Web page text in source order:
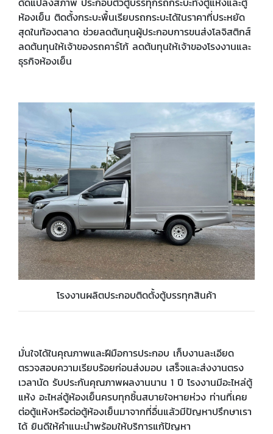
ห้องเย็น ติดตั้งกระบะพื้นเรียบรถกระบะได้ในราคาที่ประหยัด
สุดในท้องตลาด ช่วยลดต้นทุนผู้ประกอบการขนส่งโลจิสติกส์
ลดต้นทุนให้เจ้าของรถคาร์โก้ ลดต้นทุนให้เจ้าของโรงงานและ
ธุรกิจห้องเย็น
โรงงานผลิตประกอบติดตั้งตู้บรรทุกสินค้า
มั่นใจได้ในคุณภาพและฝีมือการประกอบ เก็บงานละเอียด
ตรวจสอบความเรียบร้อยก่อนส่งมอบ เสร็จและส่งงานตรง
เวลานัด รับประกันคุณภาพผลงานนาน 1 ปี โรงงานมีอะไหล่ตู้
แห้ง อะไหล่ตู้ห้องเย็นครบทุกชิ้นสบายใจหายห่วง ท่านที่เคย
ต่อตู้แห้งหรือต่อตู้ห้องเย็นมาจากที่อื่นแล้วมีปัญหาปรึกษาเรา
ได้ ยินดีให้คำแนะนำพร้อมให้บริการแก้ปัญหา